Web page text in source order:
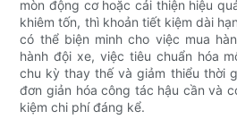
mòn động cơ hoặc cải thiện hiệu
khiêm tốn, thì khoản tiết kiệm dài
có thể biện minh cho việc mua
hành đội xe, việc tiêu chuẩn hóa
chu kỳ thay thế và giảm thiểu thời
đơn giản hóa công tác hậu cần và
kiệm chi phí đáng kể.